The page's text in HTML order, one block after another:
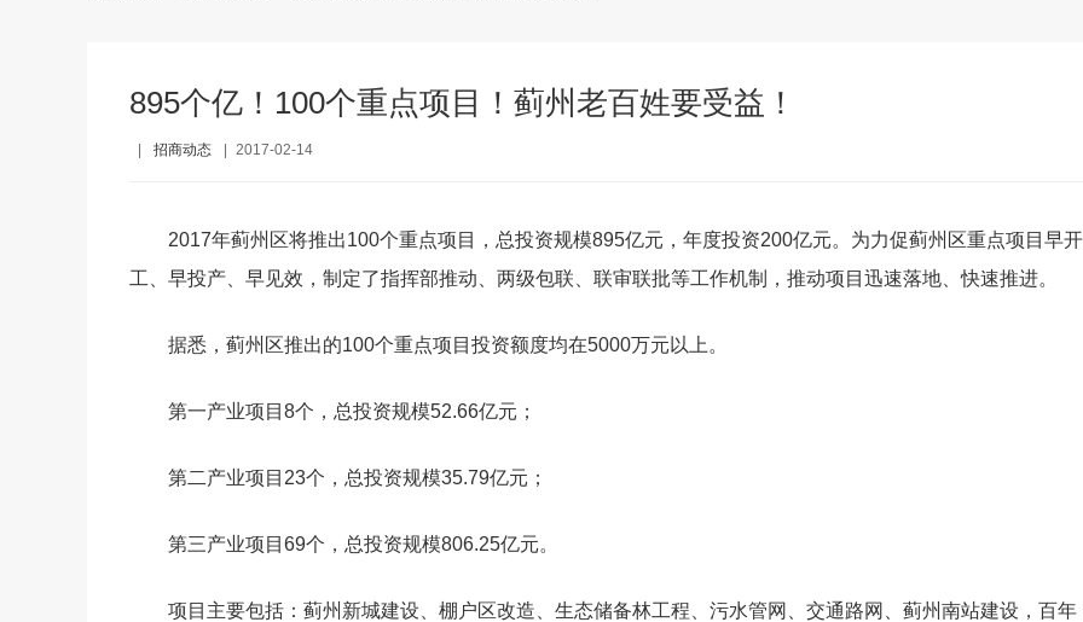
895个亿！100个重点项目！蓟州老百姓要受益！
招商动态 2017-02-14
2017年蓟州区将推出100个重点项目，总投资规模895亿元，年度投资200亿元。为力促蓟州区重点项目早开
工、早投产、早见效，制定了指挥部推动、两级包联、联审联批等工作机制，推动项目迅速落地、快速推进。
据悉，蓟州区推出的100个重点项目投资额度均在5000万元以上。
第一产业项目8个，总投资规模52.66亿元；
第二产业项目23个，总投资规模35.79亿元；
第三产业项目69个，总投资规模806.25亿元。
项目主要包括：蓟州新城建设、棚户区改造、生态储备林工程、污水管网、交通路网、蓟州南站建设，百年